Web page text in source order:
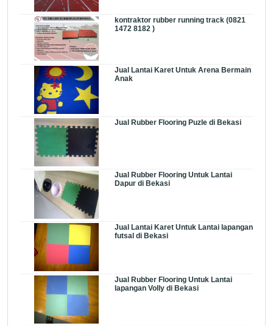
kontraktor rubber running track (0821
1472 8182 )
Jual Lantai Karet Untuk Arena Bermain
Anak
Jual Rubber Flooring Puzle di Bekasi
Jual Rubber Flooring Untuk Lantai
Dapur di Bekasi
Jual Lantai Karet Untuk Lantai lapangan
futsal di Bekasi
Jual Rubber Flooring Untuk Lantai
lapangan Volly di Bekasi